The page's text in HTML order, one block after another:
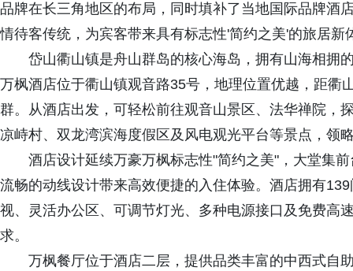
品牌在长三角地区的布局，同时填补了当地国际品牌酒
情待客传统，为宾客带来具有标志性'简约之美'的旅居
岱山衢山镇是舟山群岛的核心海岛，拥有山海相拥
万枫酒店位于衢山镇观音路35号，地理位置优越，距衢
群。从酒店出发，可轻松前往‌观音山景区‌、法华禅院，
凉峙村、双龙湾滨海度假区及风电观光平台等景点，领
酒店设计延续万豪万枫标志性"简约之美"，大堂集
流畅的动线设计带来高效便捷的入住体验。酒店拥有
视、灵活办公区、可调节灯光、多种电源接口及免费高
求。
万枫餐厅位于酒店二层，提供品类丰富的中西式自